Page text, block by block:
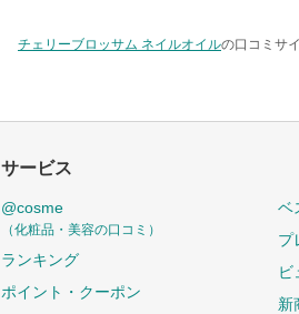
チェリーブロッサム ネイルオイルの口コミサ
サービス
@cosme
（化粧品・美容の口コミ）
ランキング
ポイント・クーポン
ベ
プ
ビ
新